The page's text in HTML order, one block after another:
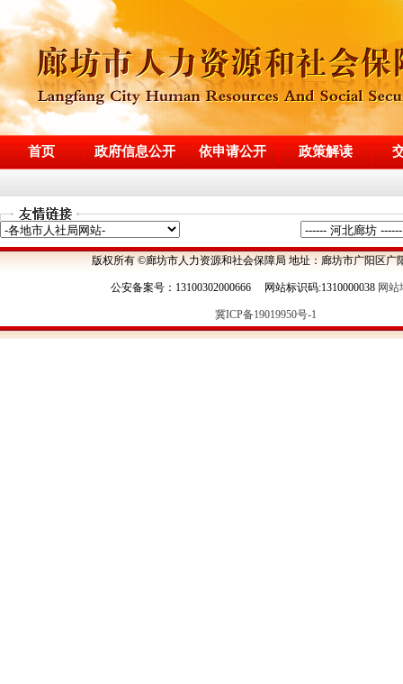
首页 政府信息公开 依申请公开 政策解读
版权所有 ©廊坊市人力资源和社会保障局 地址：廊坊市广阳区广
公安备案号：13100302000666 网站标识码:1310000038 网站
冀ICP备19019950号-1